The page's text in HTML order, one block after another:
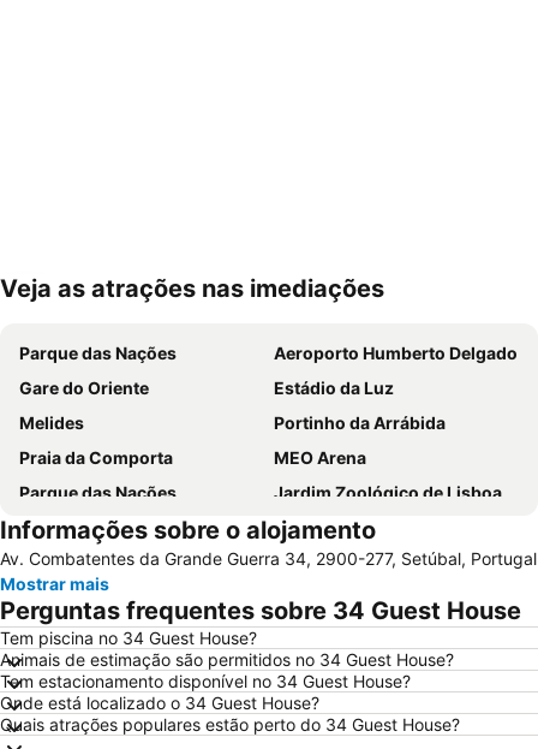
Ampliar mapa
Veja as atrações nas imediações
Parque das Nações
Aeroporto Humberto Delgado
Gare do Oriente
Estádio da Luz
Melides
Portinho da Arrábida
Praia da Comporta
MEO Arena
Parque das Nações
Jardim Zoológico de Lisboa
Pavilhão Atlântico
Passeio Marítimo de Algés
Benfica
Baixa de Lisboa
Parque Eduardo VII
Praça de Touros de Campo Pequeno
Estação de Caminhos de Ferro de Sete Rios
Belém
Avenida da Liberdade
da Figueirinha
Marquês de Pombal
Estádio do Restelo
Fonte da Telha
Praia Tróia Mar
Informações sobre o alojamento
Av. Combatentes da Grande Guerra 34, 2900-277, Setúbal, Portugal
Mostrar mais
Perguntas frequentes sobre 34 Guest House
Tem piscina no 34 Guest House?
Animais de estimação são permitidos no 34 Guest House?
Tem estacionamento disponível no 34 Guest House?
Onde está localizado o 34 Guest House?
Quais atrações populares estão perto do 34 Guest House?